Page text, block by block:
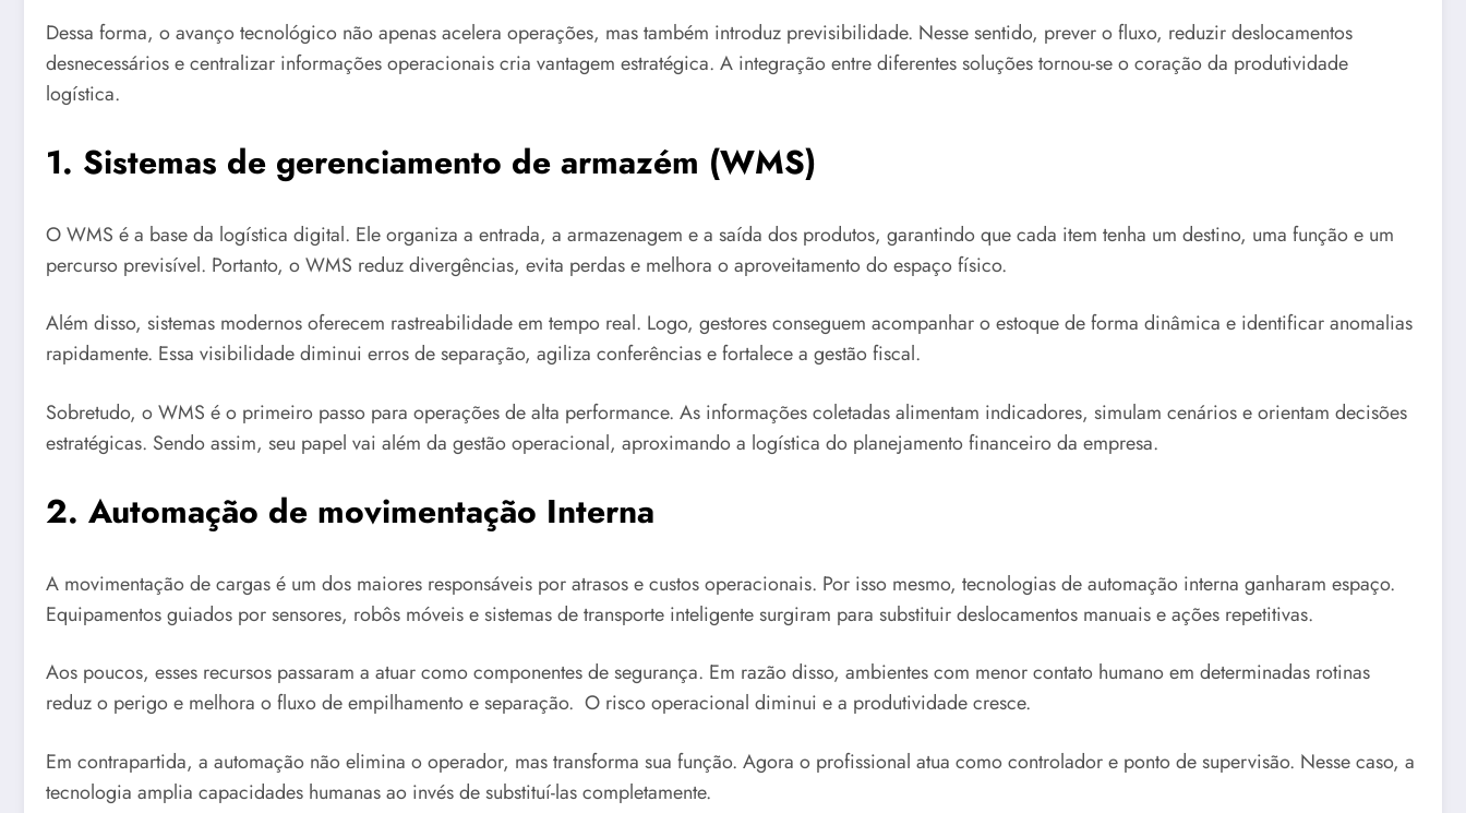
Dessa forma, o avanço tecnológico não apenas acelera operações, mas também introduz previsibilidade. Nesse sentido, prever o fluxo, reduzir deslocamentos
desnecessários e centralizar informações operacionais cria vantagem estratégica. A integração entre diferentes soluções tornou-se o coração da produtividade
logística.
1. Sistemas de gerenciamento de armazém (WMS)
O WMS é a base da logística digital. Ele organiza a entrada, a armazenagem e a saída dos produtos, garantindo que cada item tenha um destino, uma função e um
percurso previsível. Portanto, o WMS reduz divergências, evita perdas e melhora o aproveitamento do espaço físico.
Além disso, sistemas modernos oferecem rastreabilidade em tempo real. Logo, gestores conseguem acompanhar o estoque de forma dinâmica e identificar anomalias
rapidamente. Essa visibilidade diminui erros de separação, agiliza conferências e fortalece a gestão fiscal.
Sobretudo, o WMS é o primeiro passo para operações de alta performance. As informações coletadas alimentam indicadores, simulam cenários e orientam decisões
estratégicas. Sendo assim, seu papel vai além da gestão operacional, aproximando a logística do planejamento financeiro da empresa.
2. Automação de movimentação Interna
A movimentação de cargas é um dos maiores responsáveis por atrasos e custos operacionais. Por isso mesmo, tecnologias de automação interna ganharam espaço.
Equipamentos guiados por sensores, robôs móveis e sistemas de transporte inteligente surgiram para substituir deslocamentos manuais e ações repetitivas.
Aos poucos, esses recursos passaram a atuar como componentes de segurança. Em razão disso, ambientes com menor contato humano em determinadas rotinas
reduz o perigo e melhora o fluxo de empilhamento e separação. O risco operacional diminui e a produtividade cresce.
Em contrapartida, a automação não elimina o operador, mas transforma sua função. Agora o profissional atua como controlador e ponto de supervisão. Nesse caso, a
tecnologia amplia capacidades humanas ao invés de substituí-las completamente.